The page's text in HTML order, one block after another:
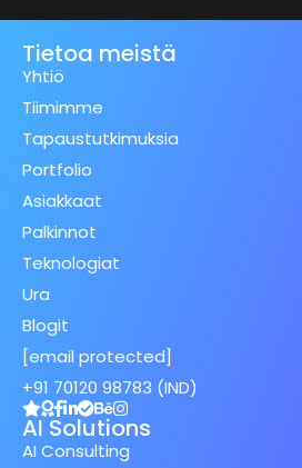
Tietoa meistä
Yhtiö
Tiimimme
Tapaustutkimuksia
Portfolio
Asiakkaat
Palkinnot
Teknologiat
Ura
Blogit
[email protected]
+91 70120 98783 (IND)
AI Solutions
AI Consulting